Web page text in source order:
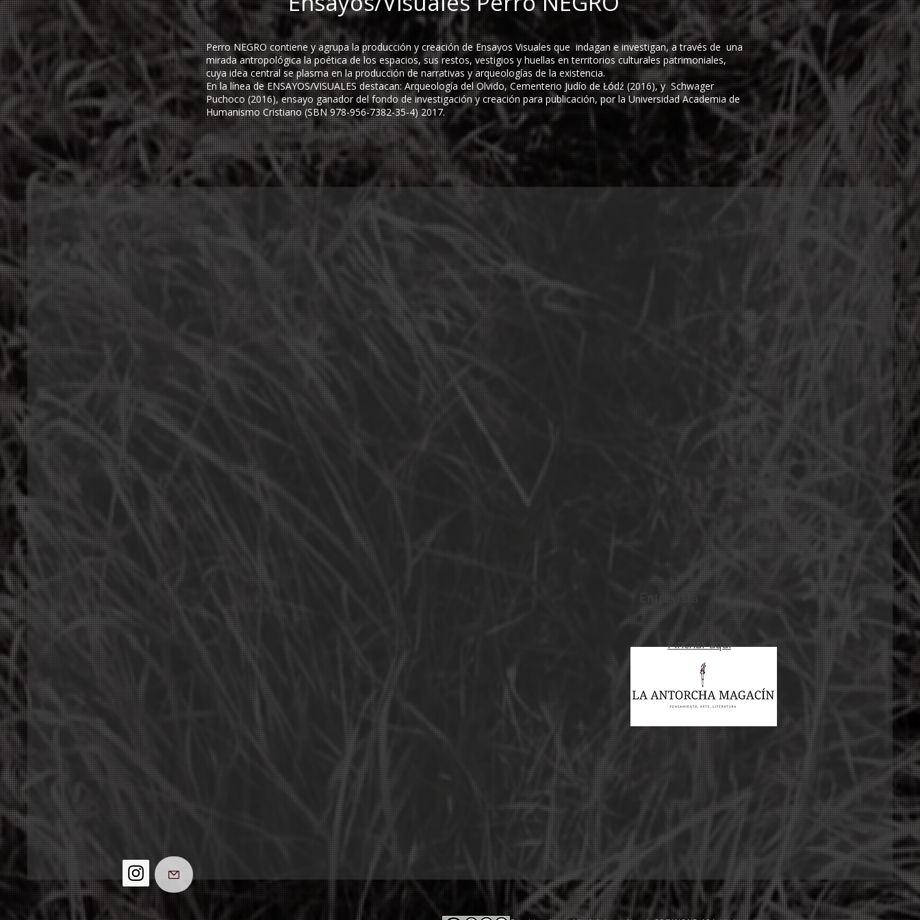
Perro NEGRO contiene y agrupa la producción y creación de Ensayos Visuales que indagan e investigan, a través de una
mirada antropológica la poética de los espacios, sus restos, vestigios y huellas en territorios culturales patrimoniales,
cuya idea central se plasma en la producción de narrativas y arqueologías de la existencia.
En la línea de ENSAYOS/VISUALES destacan: Arqueología del Olvido, Cementerio Judío de Łódź (2016), y Schwager
Puchoco (2016), ensayo ganador del fondo de investigación y creación para publicación, por la Universidad Academia de
Humanismo Cristiano (SBN ​​978-956-7382-35-4) 2017​.
Entrevista
Pinchar aqui